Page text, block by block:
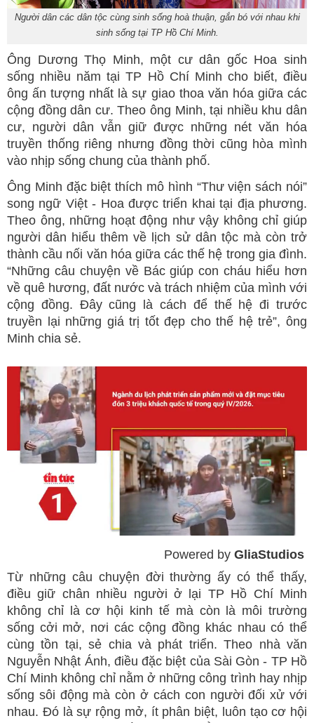
Người dân các dân tộc cùng sinh sống hoà thuận, gắn bó với nhau khi
sinh sống tại TP Hồ Chí Minh.
Ông Dương Thọ Minh, một cư dân gốc Hoa sinh
sống nhiều năm tại TP Hồ Chí Minh cho biết, điều
ông ấn tượng nhất là sự giao thoa văn hóa giữa các
cộng đồng dân cư. Theo ông Minh, tại nhiều khu dân
cư, người dân vẫn giữ được những nét văn hóa
truyền thống riêng nhưng đồng thời cũng hòa mình
vào nhịp sống chung của thành phố.
Ông Minh đặc biệt thích mô hình “Thư viện sách nói”
song ngữ Việt - Hoa được triển khai tại địa phương.
Theo ông, những hoạt động như vậy không chỉ giúp
người dân hiểu thêm về lịch sử dân tộc mà còn trở
thành cầu nối văn hóa giữa các thế hệ trong gia đình.
“Những câu chuyện về Bác giúp con cháu hiểu hơn
về quê hương, đất nước và trách nhiệm của mình với
cộng đồng. Đây cũng là cách để thế hệ đi trước
truyền lại những giá trị tốt đẹp cho thế hệ trẻ”, ông
Minh chia sẻ.
Powered by GliaStudios
Từ những câu chuyện đời thường ấy có thể thấy,
điều giữ chân nhiều người ở lại TP Hồ Chí Minh
không chỉ là cơ hội kinh tế mà còn là môi trường
sống cởi mở, nơi các cộng đồng khác nhau có thể
cùng tồn tại, sẻ chia và phát triển. Theo nhà văn
Nguyễn Nhật Ánh, điều đặc biệt của Sài Gòn - TP Hồ
Chí Minh không chỉ nằm ở những công trình hay nhịp
sống sôi động mà còn ở cách con người đối xử với
nhau. Đó là sự rộng mở, ít phân biệt, luôn tạo cơ hội